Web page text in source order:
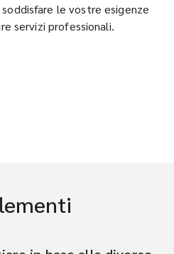
le vostre esigenze
servizi professionali.